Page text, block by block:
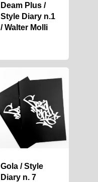
Deam Plus /
Style Diary n.1
/ Walter Molli
Gola / Style
Diary n. 7